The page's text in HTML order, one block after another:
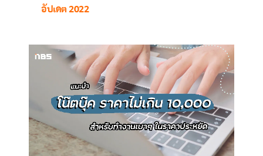
อัปเดต 2022